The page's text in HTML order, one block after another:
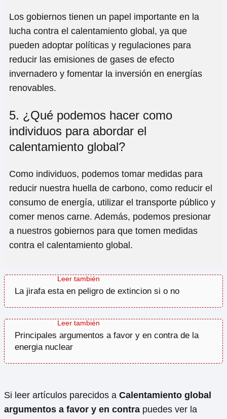
Los gobiernos tienen un papel importante en la
lucha contra el calentamiento global, ya que
pueden adoptar políticas y regulaciones para
reducir las emisiones de gases de efecto
invernadero y fomentar la inversión en energías
renovables.
5. ¿Qué podemos hacer como
individuos para abordar el
calentamiento global?
Como individuos, podemos tomar medidas para
reducir nuestra huella de carbono, como reducir el
consumo de energía, utilizar el transporte público y
comer menos carne. Además, podemos presionar
a nuestros gobiernos para que tomen medidas
contra el calentamiento global.
La jirafa esta en peligro de extincion si o no
Principales argumentos a favor y en contra de la
energia nuclear
Si leer artículos parecidos a Calentamiento global
argumentos a favor y en contra puedes ver la